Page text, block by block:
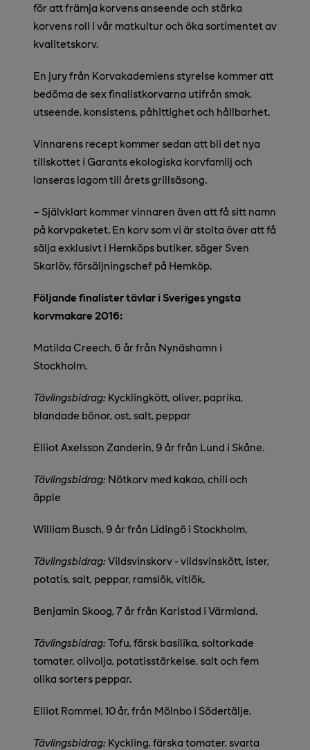
för att främja korvens anseende och stärka
korvens roll i vår matkultur och öka sortimentet av
kvalitetskorv.
En jury från Korvakademiens styrelse kommer att
bedöma de sex finalistkorvarna utifrån smak,
utseende, konsistens, påhittighet och hållbarhet.
Vinnarens recept kommer sedan att bli det nya
tillskottet i Garants ekologiska korvfamilj och
lanseras lagom till årets grillsäsong.
– Självklart kommer vinnaren även att få sitt namn
på korvpaketet. En korv som vi är stolta över att få
sälja exklusivt i Hemköps butiker, säger Sven
Skarlöv, försäljningschef på Hemköp.
Följande finalister tävlar i Sveriges yngsta
korvmakare 2016:
Matilda Creech, 6 år från Nynäshamn i
Stockholm.
Tävlingsbidrag: Kycklingkött, oliver, paprika,
blandade bönor, ost, salt, peppar
Elliot Axelsson Zanderin, 9 år från Lund i Skåne.
Tävlingsbidrag: Nötkorv med kakao, chili och
äpple
William Busch, 9 år från Lidingö i Stockholm.
Tävlingsbidrag:Vildsvinskorv - vildsvinskött, ister,
potatis, salt, peppar, ramslök, vitlök.
Benjamin Skoog, 7 år från Karlstad i Värmland.
Tävlingsbidrag:Tofu, färsk basilika, soltorkade
tomater, olivolja, potatisstärkelse, salt och fem
olika sorters peppar.
Elliot Rommel, 10 år, från Mölnbo i Södertälje.
Tävlingsbidrag: Kyckling, färska tomater, svarta